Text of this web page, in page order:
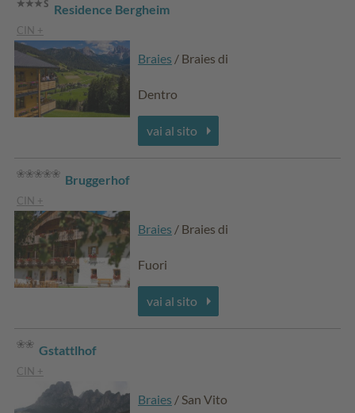
Residence Bergheim
CIN +
Braies / Braies di
Dentro
vai al sito
Bruggerhof
CIN +
Braies / Braies di
Fuori
vai al sito
Gstattlhof
CIN +
Braies / San Vito